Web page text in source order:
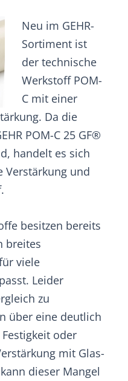
Neu im GEHR-
Sortiment ist
der technische
Werkstoff POM-
C mit einer
Da die
POM-C 25 GF®
handelt es sich
Verstärkung und
besitzen bereits
breites
viele
Leider
zu
über eine deutlich
oder
mit Glas-
dieser Mangel